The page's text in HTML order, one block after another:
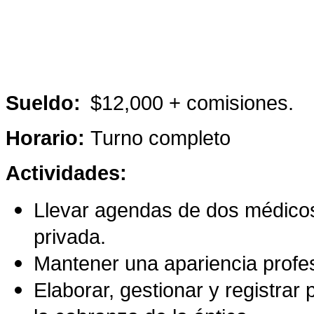
Sueldo: $12,000 + comisiones.
Horario: Turno completo
Actividades:
Llevar agendas de dos
privada.
Mantener una apariencia
Elaborar, gestionar y registrar